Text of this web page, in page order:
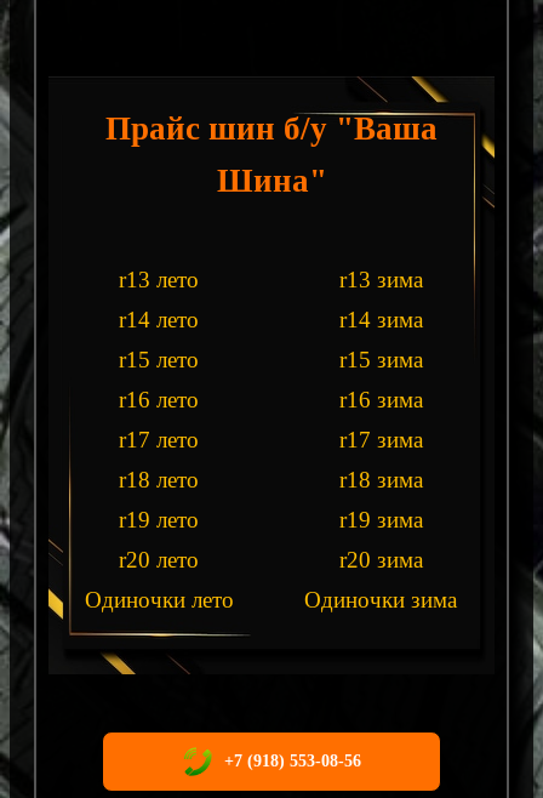
Прайс шин б/у "Ваша
Шина"
r13 лето
r13 зима
r14 лето
r14 зима
r15 лето
r15 зима
r16 лето
r16 зима
r17 лето
r17 зима
r18 лето
r18 зима
r19 лето
r19 зима
r20 лето
r20 зима
Одиночки лето
Одиночки зима
+7 (918) 553-08-56